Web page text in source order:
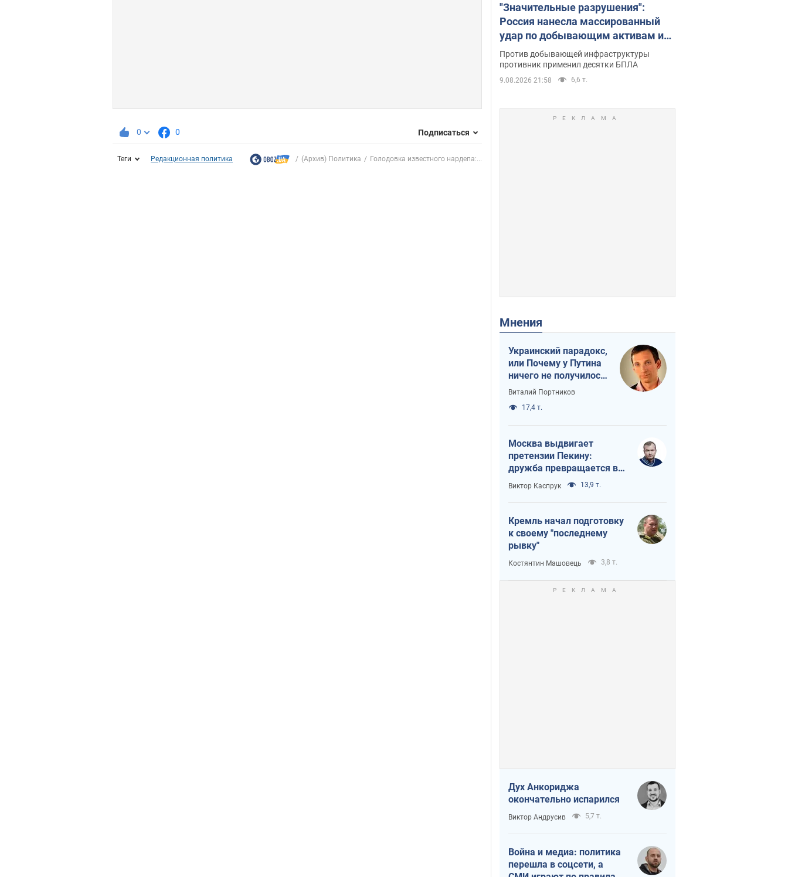
0 0 Подписаться
Теги Редакционная политика (Архив) Политика Голодовка известного нардепа:...
"Значительные разрушения":
Россия нанесла массированный
удар по добывающим активам и
буровой площадке "Укрнафты"
Против добывающей инфраструктуры
противник применил десятки БПЛА
9.08.2026 21:58 6,6 т.
Мнения
Украинский парадокс,
или Почему у Путина
ничего не получилось
с Украиной
Виталий Портников
17,4 т.
Москва выдвигает
претензии Пекину:
дружба превращается в
зависимость России от
Китая
Виктор Каспрук 13,9 т.
Кремль начал подготовку
к своему "последнему
рывку"
Костянтин Машовець 3,8 т.
Дух Анкориджа
окончательно испарился
Виктор Андрусив 5,7 т.
Война и медиа: политика
перешла в соцсети, а